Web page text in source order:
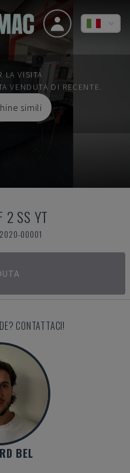
LA VISITA
VENDUTA DI RECENTE.
simili
2 SS YT
00001
CONTATTACI!
BEL